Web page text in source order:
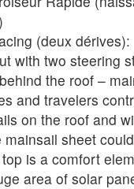
(deux dérives):
with two steering
the roof –
and travelers
on the roof and
mainsail sheet
is a comfort
area of solar